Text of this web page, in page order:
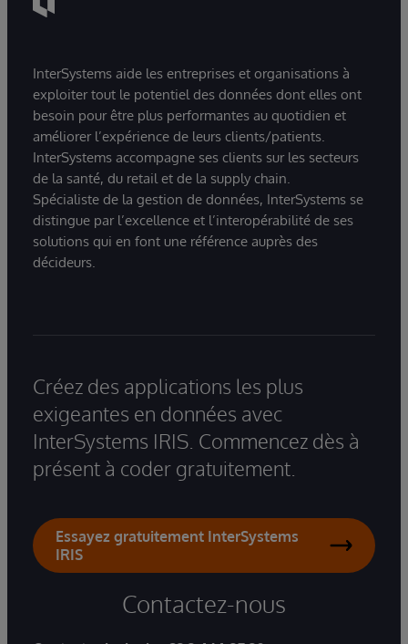
InterSystems aide les entreprises et organisations à
exploiter tout le potentiel des données dont elles ont
besoin pour être plus performantes au quotidien et
améliorer l’expérience de leurs clients/patients.
InterSystems accompagne ses clients sur les secteurs
de la santé, du retail et de la supply chain.
Spécialiste de la gestion de données, InterSystems se
distingue par l’excellence et l’interopérabilité de ses
solutions qui en font une référence auprès des
décideurs.
Créez des applications les plus
exigeantes en données avec
InterSystems IRIS. Commencez dès à
présent à coder gratuitement.
Essayez gratuitement InterSystems
IRIS
Contactez-nous